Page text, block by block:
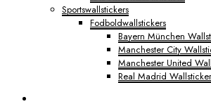
Sportswallstickers
Fodboldwallstickers
Bayern München
Manchester City
Manchester United
Real Madrid